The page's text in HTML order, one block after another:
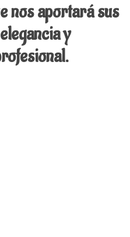
nos aportará sus
y
profesional.